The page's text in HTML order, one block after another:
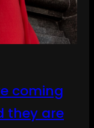
coming
they are